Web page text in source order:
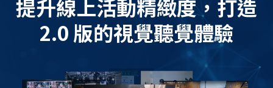
提升線上活動精緻度，打造
2.0 版的視覺聽覺體驗